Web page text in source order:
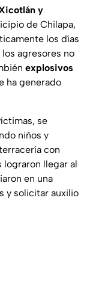
y
de Chilapa,
los días
agresores no
explosivos
ha generado
se
niños y
con
lograron llegar al
en una
y solicitar auxilio